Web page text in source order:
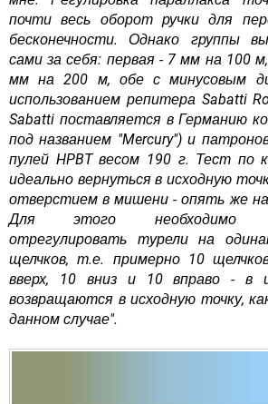
почти весь оборот ручки для
бесконечности. Однако группы
сами за себя: первая - 7 мм на 100
мм на 200 м, обе с минусовым
использованием репитера Sabatti
Sabatti поставляется в Германию
под названием "Mercury") и
пулей HPBT весом 190 г. Тест по
идеально вернуться в исходную
отверстием в мишени - опять же
Для этого необходимо
отрегулировать турели на
щелчков, т.е. примерно 10
вверх, 10 вниз и 10 вправо - в
возвращаются в исходную точку,
данном случае".